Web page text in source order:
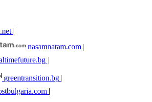
nasamnatam.com |
|
greentransition.bg |
|